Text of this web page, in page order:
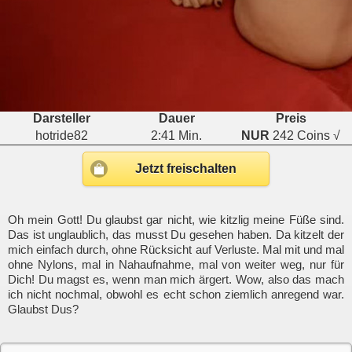
Darsteller Dauer
Preis
hotride82
2:41 Min. NUR 242 Coins √
Jetzt freischalten
Oh mein Gott! Du glaubst gar nicht, wie kitzlig meine Füße sind.
Das ist unglaublich, das musst Du gesehen haben. Da kitzelt der
mich einfach durch, ohne Rücksicht auf Verluste. Mal mit und mal
ohne Nylons, mal in Nahaufnahme, mal von weiter weg, nur für
Dich! Du magst es, wenn man mich ärgert. Wow, also das mach
ich nicht nochmal, obwohl es echt schon ziemlich anregend war.
Glaubst Dus?